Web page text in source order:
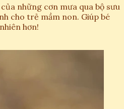
những cơn mưa qua bộ sưu
cho trẻ mầm non. Giúp bé
hơn!